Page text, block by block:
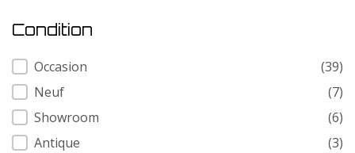
Condition
Condition
Occasion
(39)
Neuf
(7)
Showroom
(6)
Antique
(3)